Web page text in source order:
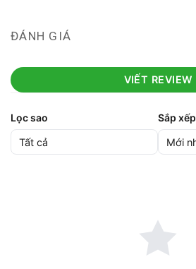
ĐÁNH GIÁ
VIẾT REVIEW
Lọc sao Sắp xếp